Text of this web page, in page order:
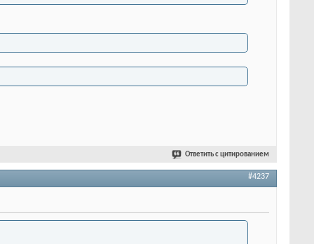
Ответить с цитированием
#4237